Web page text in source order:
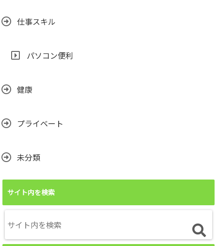
仕事スキル
パソコン便利
健康
プライベート
未分類
サイト内を検索